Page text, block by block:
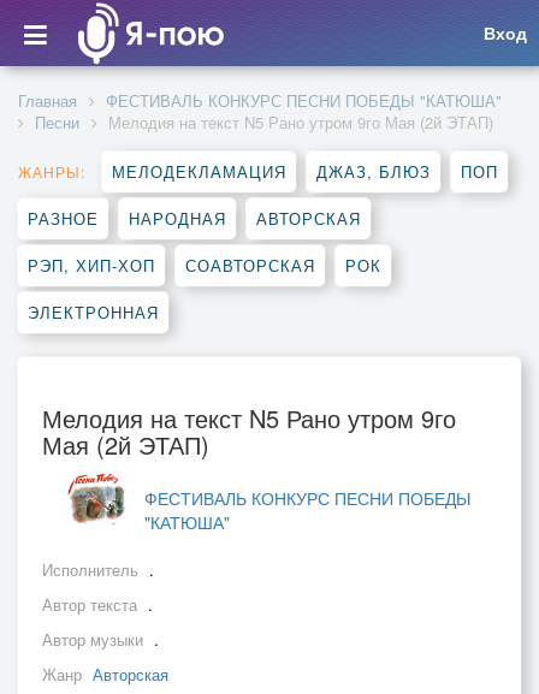
Вход
Главная
ФЕСТИВАЛЬ КОНКУРС ПЕСНИ ПОБЕДЫ "КАТЮША"
Песни
Мелодия на текст N5 Рано утром 9го Мая (2й ЭТАП)
ЖАНРЫ: МЕЛОДЕКЛАМАЦИЯ ДЖАЗ, БЛЮЗ ПОП
РАЗНОЕ НАРОДНАЯ АВТОРСКАЯ
РЭП, ХИП-ХОП СОАВТОРСКАЯ РОК
ЭЛЕКТРОННАЯ
Мелодия на текст N5 Рано утром 9го
Мая (2й ЭТАП)
ФЕСТИВАЛЬ КОНКУРС ПЕСНИ ПОБЕДЫ
"КАТЮША"
Исполнитель .
Автор текста .
Автор музыки .
Жанр Авторская